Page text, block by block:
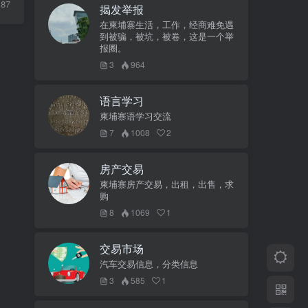
87 揭发举报
在柬埔寨生活，工作，经商难免遇
到被骗，被坑，被卷，这是一个举
报圈。
3 964
语言学习
柬埔寨语学习交流
7 1008 2
房产交易
柬埔寨房产交易，出租，出售，求
购
8 1069 1
交易市场
汽车交易信息，分类信息
3 585 1